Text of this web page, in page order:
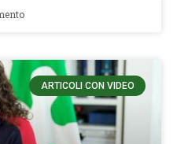
ARTICOLI CON VIDEO